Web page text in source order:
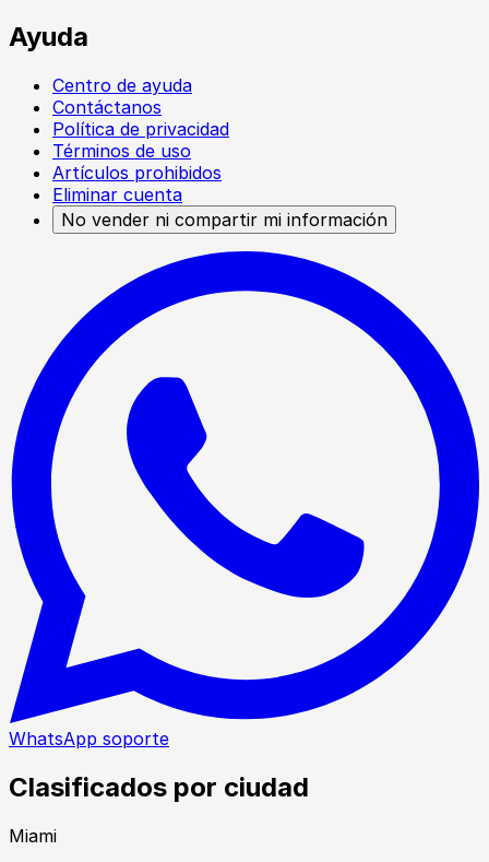
Ayuda
Centro de ayuda
Contáctanos
Política de privacidad
Términos de uso
Artículos prohibidos
Eliminar cuenta
No vender ni compartir mi información
WhatsApp soporte
Clasificados por ciudad
Miami